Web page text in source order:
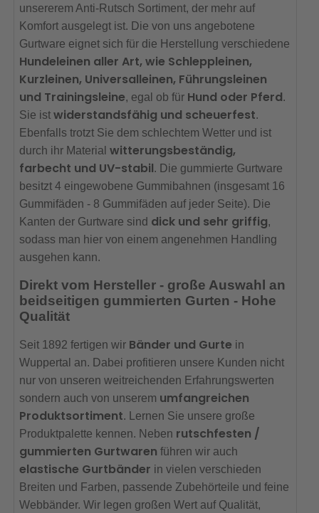
unsererem Anti-Rutsch Sortiment, der mehr auf
Komfort ausgelegt ist. Die von uns angebotene
Gurtware eignet sich für die Herstellung verschiedene
Hundeleinen aller Art, wie Schleppleinen,
Kurzleinen, Universalleinen, Führungsleinen
und Trainingsleine, egal ob für Hund oder Pferd.
Sie istwiderstandsfähig und scheuerfest.
Ebenfalls trotzt Sie dem schlechtem Wetter und ist
durch ihr Materialwitterungsbeständig,
farbecht und UV-stabil. Die gummierte Gurtware
besitzt 4 eingewobene Gummibahnen (insgesamt 16
Gummifäden - 8 Gummifäden auf jeder Seite). Die
Kanten der Gurtware sind dick und sehr griffig,
sodass man hier von einem angenehmen Handling
ausgehen kann.
Direkt vom Hersteller - große Auswahl an
beidseitigen gummierten Gurten - Hohe
Qualität
Seit 1892 fertigen wir Bänder und Gurte in
Wuppertal an. Dabei profitieren unsere Kunden nicht
nur von unseren weitreichenden Erfahrungswerten
sondern auch von unserem umfangreichen
Produktsortiment. Lernen Sie unsere große
Produktpalette kennen. Neben rutschfesten /
gummierten Gurtwaren führen wir auch
elastische Gurtbänder in vielen verschieden
Breiten und Farben, passende Zubehörteile und feine
Webbänder. Wir legen großen Wert auf Qualität,